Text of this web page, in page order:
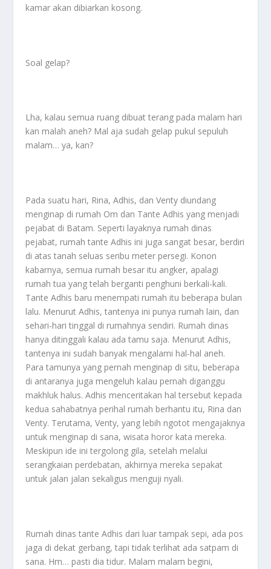
kamar akan dibiarkan kosong.
Soal gelap?
Lha, kalau semua ruang dibuat terang pada malam hari
kan malah aneh? Mal aja sudah gelap pukul sepuluh
malam… ya, kan?
Pada suatu hari, Rina, Adhis, dan Venty diundang
menginap di rumah Om dan Tante Adhis yang menjadi
pejabat di Batam. Seperti layaknya rumah dinas
pejabat, rumah tante Adhis ini juga sangat besar, berdiri
di atas tanah seluas seribu meter persegi. Konon
kabarnya, semua rumah besar itu angker, apalagi
rumah tua yang telah berganti penghuni berkali-kali.
Tante Adhis baru menempati rumah itu beberapa bulan
lalu. Menurut Adhis, tantenya ini punya rumah lain, dan
sehari-hari tinggal di rumahnya sendiri. Rumah dinas
hanya ditinggali kalau ada tamu saja. Menurut Adhis,
tantenya ini sudah banyak mengalami hal-hal aneh.
Para tamunya yang pernah menginap di situ, beberapa
di antaranya juga mengeluh kalau pernah diganggu
makhluk halus. Adhis menceritakan hal tersebut kepada
kedua sahabatnya perihal rumah berhantu itu, Rina dan
Venty. Terutama, Venty, yang lebih ngotot mengajaknya
untuk menginap di sana, wisata horor kata mereka.
Meskipun ide ini tergolong gila, setelah melalui
serangkaian perdebatan, akhirnya mereka sepakat
untuk jalan jalan sekaligus menguji nyali.
Rumah dinas tante Adhis dari luar tampak sepi, ada pos
jaga di dekat gerbang, tapi tidak terlihat ada satpam di
sana. Hm… pasti dia tidur. Malam malam begini,